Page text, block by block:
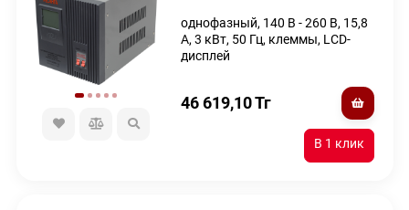
однофазный, 140 В - 260 В, 15,8
А, 3 кВт, 50 Гц, клеммы, LCD-
дисплей
46 619,10Тг